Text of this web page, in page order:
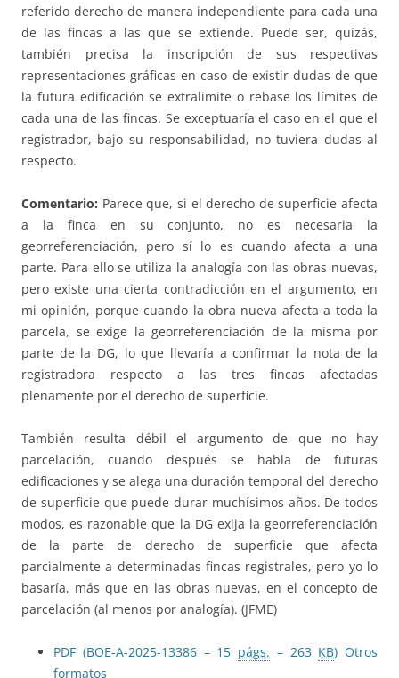
referido derecho de manera independiente para cada una
de las fincas a las que se extiende. Puede ser, quizás,
también precisa la inscripción de sus respectivas
representaciones gráficas en caso de existir dudas de que
la futura edificación se extralimite o rebase los límites de
cada una de las fincas. Se exceptuaría el caso en el que el
registrador, bajo su responsabilidad, no tuviera dudas al
respecto.
Comentario: Parece que, si el derecho de superficie afecta
a la finca en su conjunto, no es necesaria la
georreferenciación, pero sí lo es cuando afecta a una
parte. Para ello se utiliza la analogía con las obras nuevas,
pero existe una cierta contradicción en el argumento, en
mi opinión, porque cuando la obra nueva afecta a toda la
parcela, se exige la georreferenciación de la misma por
parte de la DG, lo que llevaría a confirmar la nota de la
registradora respecto a las tres fincas afectadas
plenamente por el derecho de superficie.
También resulta débil el argumento de que no hay
parcelación, cuando después se habla de futuras
edificaciones y se alega una duración temporal del derecho
de superficie que puede durar muchísimos años. De todos
modos, es razonable que la DG exija la georreferenciación
de la parte de derecho de superficie que afecta
parcialmente a determinadas fincas registrales, pero yo lo
basaría, más que en las obras nuevas, en el concepto de
parcelación (al menos por analogía). (JFME)
PDF (BOE-A-2025-13386 – 15 págs. – 263 KB) Otros
formatos